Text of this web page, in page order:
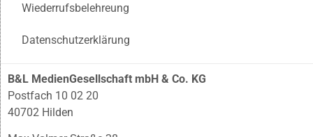
Wiederrufsbelehreung
Datenschutzerklärung
B&L MedienGesellschaft mbH & Co. KG
Postfach 10 02 20
40702 Hilden